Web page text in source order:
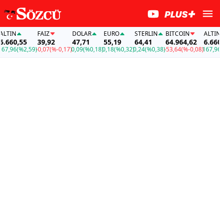
(%2,59)
FAİZ
39,92
-0,07(%-0,17)
DOLAR
47,71
0,09(%0,18)
EURO
55,19
0,18(%0,32)
STERLIN
64,41
0,24(%0,38)
BITCOIN
64.964,62
-53,64(%-0,08)
ALTIN
167,96